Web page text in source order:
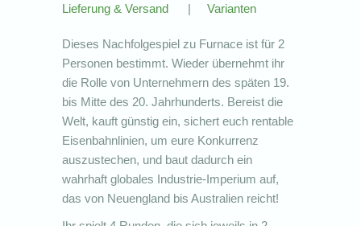
Lieferung & Versand | Varianten
Dieses Nachfolgespiel zu Furnace ist für 2
Personen bestimmt. Wieder übernehmt ihr
die Rolle von Unternehmern des späten 19.
bis Mitte des 20. Jahrhunderts. Bereist die
Welt, kauft günstig ein, sichert euch rentable
Eisenbahnlinien, um eure Konkurrenz
auszustechen, und baut dadurch ein
wahrhaft globales Industrie-Imperium auf,
das von Neuengland bis Australien reicht!